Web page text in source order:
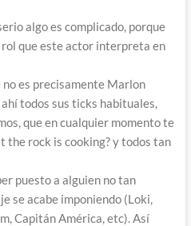
algo es complicado, porque
rol que este actor interpreta en
no es precisamente Marlon
todos sus ticks habituales,
que en cualquier momento te
the rock is cooking? y todos tan
puesto a alguien no tan
se acabe imponiendo (Loki,
Capitán América, etc). Así